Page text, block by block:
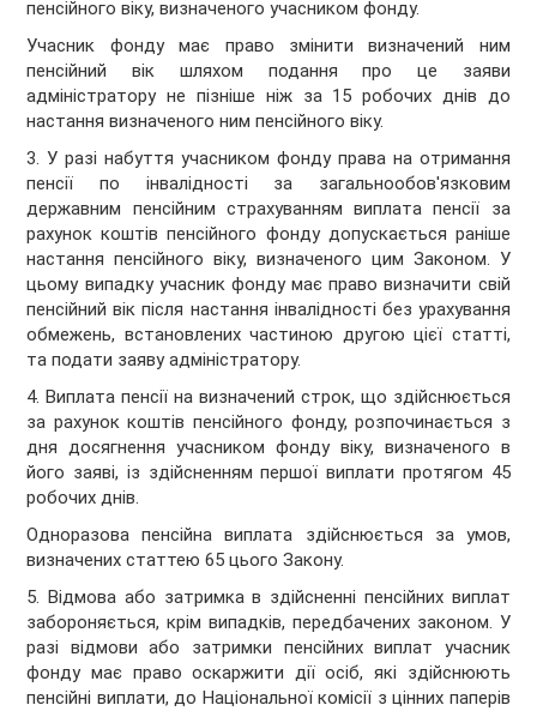
пенсійного віку, визначеного учасником фонду.
Учасник фонду має право змінити визначений ним
пенсійний вік шляхом подання про це заяви
адміністратору не пізніше ніж за 15 робочих днів до
настання визначеного ним пенсійного віку.
3. У разі набуття учасником фонду права на отримання
пенсії по інвалідності за загальнообов'язковим
державним пенсійним страхуванням виплата пенсії за
рахунок коштів пенсійного фонду допускається раніше
настання пенсійного віку, визначеного цим Законом. У
цьому випадку учасник фонду має право визначити свій
пенсійний вік після настання інвалідності без урахування
обмежень, встановлених частиною другою цієї статті,
та подати заяву адміністратору.
4. Виплата пенсії на визначений строк, що здійснюється
за рахунок коштів пенсійного фонду, розпочинається з
дня досягнення учасником фонду віку, визначеного в
його заяві, із здійсненням першої виплати протягом 45
робочих днів.
Одноразова пенсійна виплата здійснюється за умов,
визначених статтею 65 цього Закону.
5. Відмова або затримка в здійсненні пенсійних виплат
забороняється, крім випадків, передбачених законом. У
разі відмови або затримки пенсійних виплат учасник
фонду має право оскаржити дії осіб, які здійснюють
пенсійні виплати, до Національної комісії з цінних паперів